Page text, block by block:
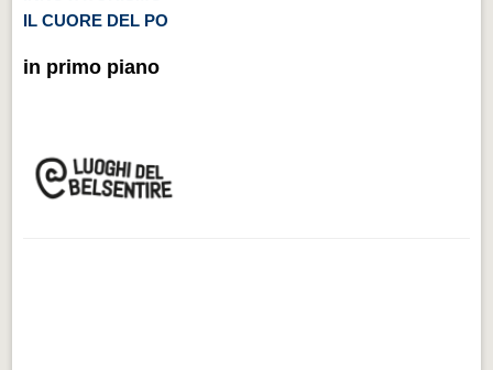
IL CUORE DEL PO
in primo piano